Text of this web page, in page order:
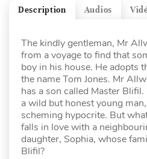
Audios
Description
The kindly gentleman, Mr
from a voyage to find that
boy in his house. He adopts
the name Tom Jones. Mr
has a son called Master
a wild but honest young
scheming hypocrite. But
falls in love with a
daughter, Sophia, whose
Blifil?